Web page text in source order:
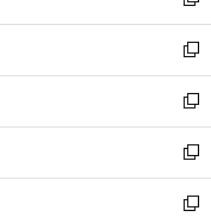
開
く
ン
ド
ウ
で
開
く
ウ
ィ
ン
ド
ウ
で
開
く
し
い
ウ
ィ
ン
ド
ウ
で
新
し
い
ウ
ィ
ン
ド
新
し
い
ウ
ィ
新
し
い
新